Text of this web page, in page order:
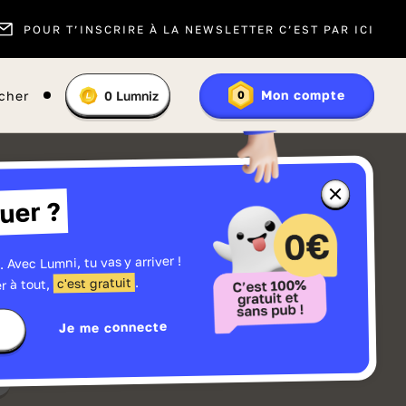
POUR T’INSCRIRE À LA NEWSLETTER C’EST PAR ICI
En
savoir
plus
les
Vous
:
0 Lumniz 0 Mon compte
Fermer
la
fenêtre
sur
Lumniz
?
Lumni, tu vas y arriver !
à tout, c'est gratuit .
Je me connecte